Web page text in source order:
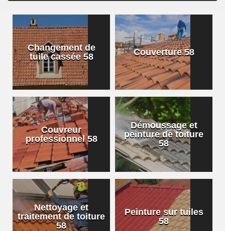
Changement de
tuile cassée 58
Couverture 58
Couvreur
professionnel 58
Démoussage et
peinture de toiture
58
Nettoyage et
traitement de toiture
58
Peinture sur tuiles
58